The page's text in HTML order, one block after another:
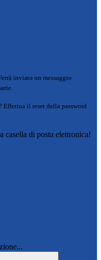
inviato un messaggio
Effettua il reset della password
casella di posta elettronica!